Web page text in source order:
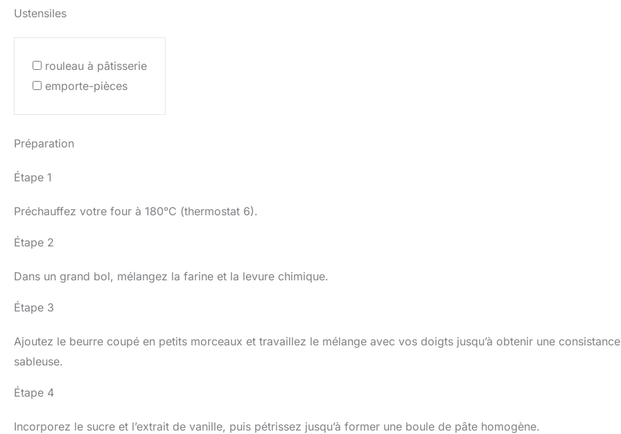
Ustensiles
rouleau à pâtisserie
emporte-pièces
Préparation
Étape 1
Préchauffez votre four à 180°C (thermostat 6).
Étape 2
Dans un grand bol, mélangez la farine et la levure chimique.
Étape 3
Ajoutez le beurre coupé en petits morceaux et travaillez le mélange avec vos doigts jusqu’à obtenir une consistance
sableuse.
Étape 4
Incorporez le sucre et l’extrait de vanille, puis pétrissez jusqu’à former une boule de pâte homogène.